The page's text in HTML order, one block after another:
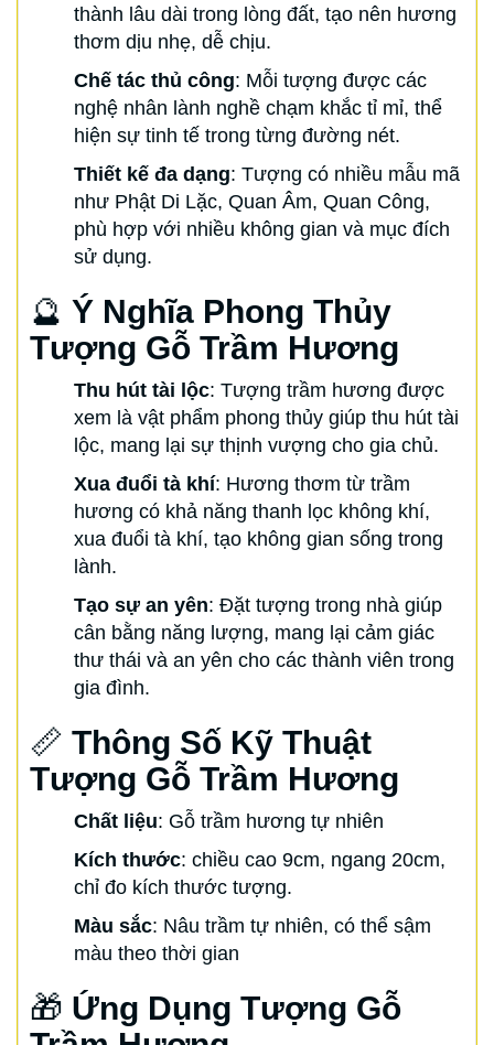
thành lâu dài trong lòng đất, tạo nên hương
thơm dịu nhẹ, dễ chịu.
Chế tác thủ công: Mỗi tượng được các
nghệ nhân lành nghề chạm khắc tỉ mỉ, thể
hiện sự tinh tế trong từng đường nét.
Thiết kế đa dạng: Tượng có nhiều mẫu mã
như Phật Di Lặc, Quan Âm, Quan Công,
phù hợp với nhiều không gian và mục đích
sử dụng.
🔮 Ý Nghĩa Phong Thủy
Tượng Gỗ Trầm Hương
Thu hút tài lộc: Tượng trầm hương được
xem là vật phẩm phong thủy giúp thu hút tài
lộc, mang lại sự thịnh vượng cho gia chủ.
Xua đuổi tà khí: Hương thơm từ trầm
hương có khả năng thanh lọc không khí,
xua đuổi tà khí, tạo không gian sống trong
lành.
Tạo sự an yên: Đặt tượng trong nhà giúp
cân bằng năng lượng, mang lại cảm giác
thư thái và an yên cho các thành viên trong
gia đình.
📏 Thông Số Kỹ Thuật
Tượng Gỗ Trầm Hương
Chất liệu: Gỗ trầm hương tự nhiên
Kích thước: chiều cao 9cm, ngang 20cm,
chỉ đo kích thước tượng.
Màu sắc: Nâu trầm tự nhiên, có thể sậm
màu theo thời gian
🎁 Ứng Dụng Tượng Gỗ